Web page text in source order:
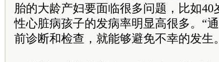
胎的大龄产妇要面临很多问题，比如
性心脏病孩子的发病率明显高很多。“
前诊断和检查，就能够避免不幸的发生